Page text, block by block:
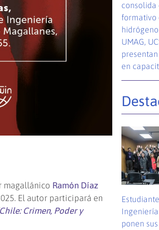
magallánico Ramón Díaz
El autor participará en
Crimen, Poder y
consolida
formativo
UMAG,
en
ponen sus